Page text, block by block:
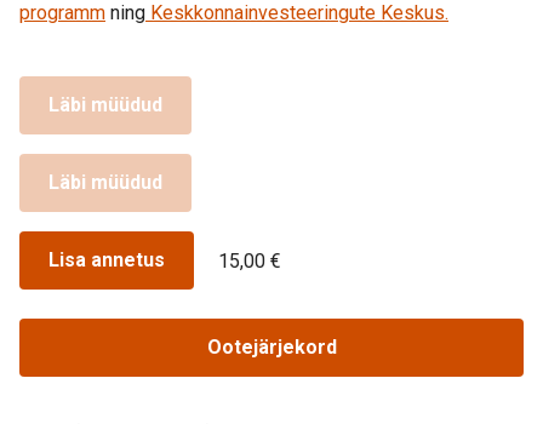
programm ning Keskkonnainvesteeringute Keskus.
Läbi müüdud
Läbi müüdud
Lisa annetus 15,00 €
Ootejärjekord